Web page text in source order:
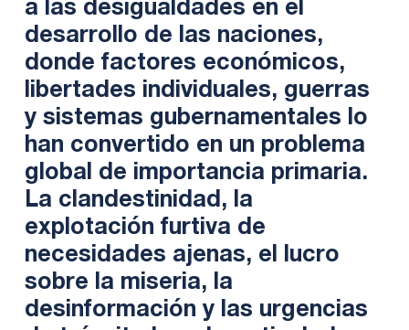
a las desigualdades en el
desarrollo de las naciones,
donde factores económicos,
libertades individuales, guerras
y sistemas gubernamentales lo
han convertido en un problema
global de importancia primaria.
La clandestinidad, la
explotación furtiva de
necesidades ajenas, el lucro
sobre la miseria, la
desinformación y las urgencias